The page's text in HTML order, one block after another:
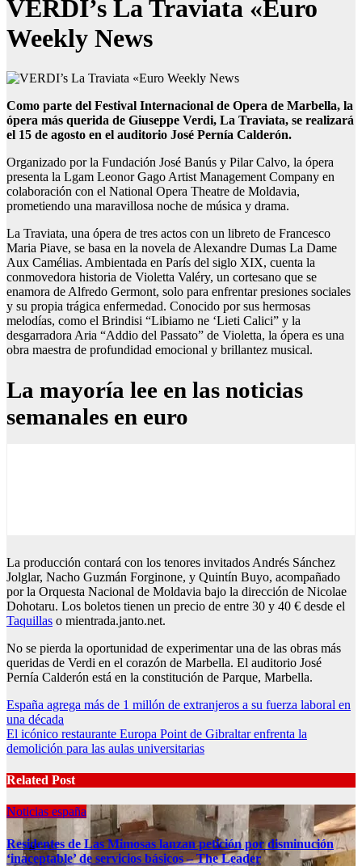
VERDI’s La Traviata «Euro
Weekly News
Como parte del Festival Internacional de Opera de Marbella, la
ópera más querida de Giuseppe Verdi, La Traviata, se realizará
el 15 de agosto en el auditorio José Pernía Calderón.
Organizado por la Fundación José Banús y Pilar Calvo, la ópera
presenta la Lgam Leonor Gago Artist Management Company en
colaboración con el National Opera Theatre de Moldavia,
prometiendo una maravillosa noche de música y drama.
La Traviata, una ópera de tres actos con un libreto de Francesco
Maria Piave, se basa en la novela de Alexandre Dumas La Dame
Aux Camélias. Ambientada en París del siglo XIX, cuenta la
conmovedora historia de Violetta Valéry, un cortesano que se
enamora de Alfredo Germont, solo para enfrentar presiones sociales
y su propia trágica enfermedad. Conocido por sus hermosas
melodías, como el Brindisi “Libiamo ne ‘Lieti Calici” y la
desgarradora Aria “Addio del Passato” de Violetta, la ópera es una
obra maestra de profundidad emocional y brillantez musical.
La mayoría lee en las noticias
semanales en euro
La producción contará con los tenores invitados Andrés Sánchez
Jolglar, Nacho Guzmán Forginone, y Quintín Buyo, acompañado
por la Orquesta Nacional de Moldavia bajo la dirección de Nicolae
Dohotaru. Los boletos tienen un precio de entre 30 y 40 € desde el
Taquillas o mientrada.janto.net.
No se pierda la oportunidad de experimentar una de las obras más
queridas de Verdi en el corazón de Marbella. El auditorio José
Pernía Calderón está en la constitución de Parque, Marbella.
Post
navigation
España agrega más de 1 millón de extranjeros a su fuerza laboral en
una década
El icónico restaurante Europa Point de Gibraltar enfrenta la
demolición para las aulas universitarias
Related Post
Noticias españa
Residentes de Las Mimosas lanzan petición por disminución
‘inaceptable’ de servicios básicos – The Leader